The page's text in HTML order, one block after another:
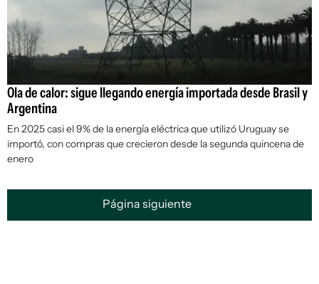
Ola de calor: sigue llegando energía importada desde Brasil y
Argentina
En 2025 casi el 9% de la energía eléctrica que utilizó Uruguay se
importó, con compras que crecieron desde la segunda quincena de
enero
Página siguiente